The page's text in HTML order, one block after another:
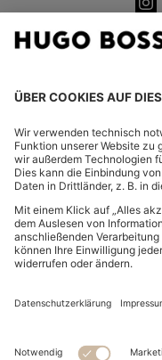
Widerruf
Barrierefreiheitserklärung